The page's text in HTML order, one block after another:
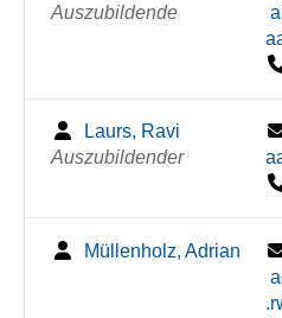
Auszubildende
Laurs, Ravi
Auszubildender
Müllenholz, Adrian